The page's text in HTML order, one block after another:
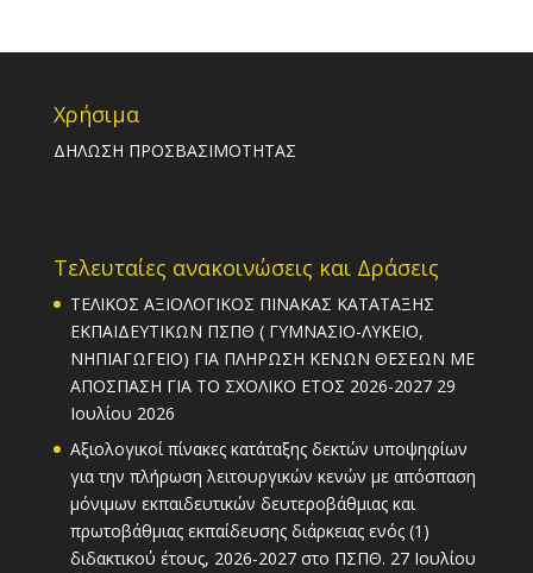
Χρήσιμα
ΔΗΛΩΣΗ ΠΡΟΣΒΑΣΙΜΟΤΗΤΑΣ
Τελευταίες ανακοινώσεις και Δράσεις
ΤΕΛΙΚΟΣ ΑΞΙΟΛΟΓΙΚΟΣ ΠΙΝΑΚΑΣ ΚΑΤΑΤΑΞΗΣ
ΕΚΠΑΙΔΕΥΤΙΚΩΝ ΠΣΠΘ ( ΓΥΜΝΑΣΙΟ-ΛΥΚΕΙΟ,
ΝΗΠΙΑΓΩΓΕΙΟ) ΓΙΑ ΠΛΗΡΩΣΗ ΚΕΝΩΝ ΘΕΣΕΩΝ ΜΕ
ΑΠΟΣΠΑΣΗ ΓΙΑ ΤΟ ΣΧΟΛΙΚΟ ΕΤΟΣ 2026-2027 29
Ιουλίου 2026
Αξιολογικοί πίνακες κατάταξης δεκτών υποψηφίων
για την πλήρωση λειτουργικών κενών με απόσπαση
μόνιμων εκπαιδευτικών δευτεροβάθμιας και
πρωτοβάθμιας εκπαίδευσης διάρκειας ενός (1)
διδακτικού έτους, 2026-2027 στο ΠΣΠΘ. 27 Ιουλίου